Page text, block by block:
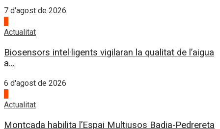
7 d'agost de 2026
Actualitat
Biosensors intel·ligents vigilaran la qualitat de l’aigua
a...
6 d'agost de 2026
Actualitat
Montcada habilita l’Espai Multiusos Badia-Pedrereta